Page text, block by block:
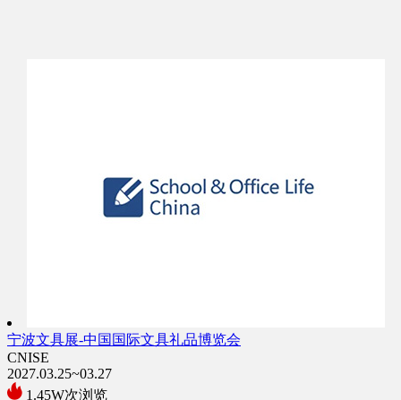
宁波文具展-中国国际文具礼品博览会
CNISE
2027.03.25~03.27
1.45W次浏览